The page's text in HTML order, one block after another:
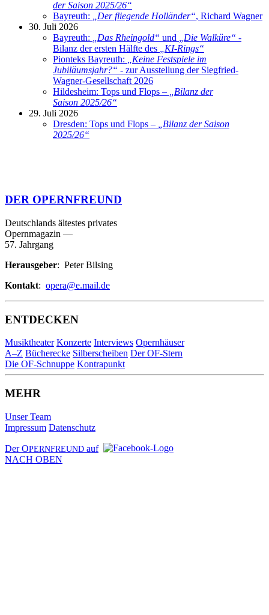
der Saison 2025/26“
Bayreuth:
Der fliegende Holländer“, Richard Wagner
30. Juli 2026
Bayreuth:
Das Rheingold“ und Die Walküre“ -
Bilanz der ersten Hälfte des
KI-Rings“
Pionteks Bayreuth:
Keine Festspiele im
Jubiläumsjahr?“ - zur Ausstellung der Siegfried-
Wagner-Gesellschaft 2026
Hildesheim: Tops und Flops –
Bilanz der
Saison 2025/26“
29. Juli 2026
Dresden: Tops und Flops –
Bilanz der Saison
2025/26“
DER OPERNFREUND
Deutschlands ältestes privates
Opernmagazin —
57. Jahrgang
Herausgeber: Peter Bilsing
Kontakt: opera@e.mail.de
ENTDECKEN
Musiktheater Konzerte Interviews Opernhäuser
A–Z Bücherecke Silberscheiben Der OF-Stern
Die OF-Schnuppe Kontrapunkt
MEHR
Unser Team
Impressum Datenschutz
Der OPERNFREUND auf
NACH OBEN